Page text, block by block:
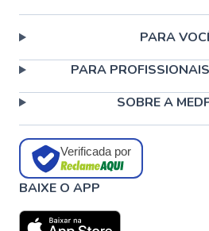
PARA
PARA
SOBRE A
Verificada por
BAIXE O APP